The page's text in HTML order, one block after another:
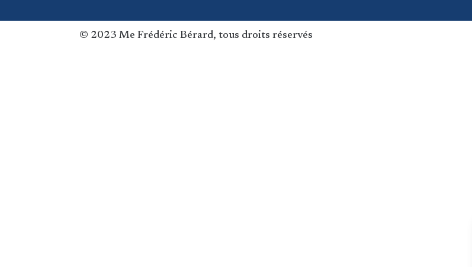
© 2023 Me Frédéric Bérard, tous droits réservés